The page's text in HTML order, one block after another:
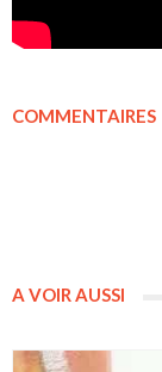
COMMENTAIRES
A VOIR AUSSI